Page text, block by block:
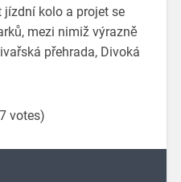
kolo a projet se
mezi nimiž výrazně
přehrada, Divoká
votes)